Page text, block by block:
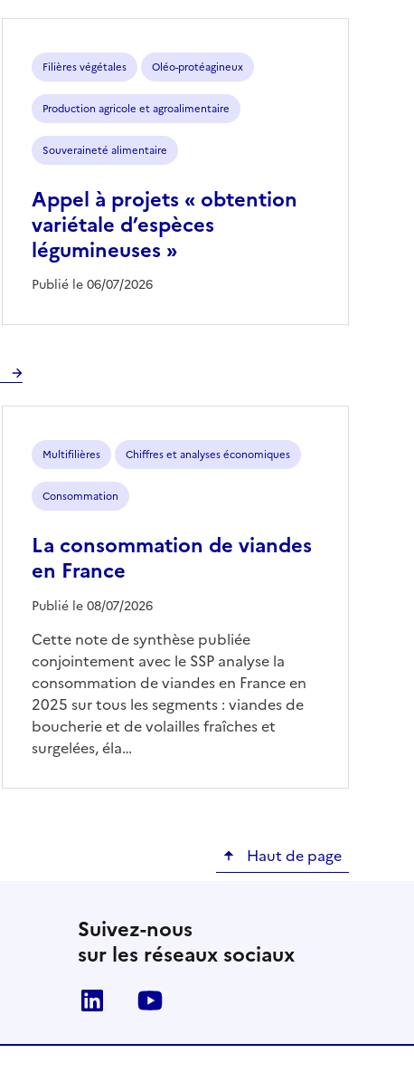
Filières végétales Oléo-protéagineux
Production agricole et agroalimentaire
Souveraineté alimentaire
Appel à projets « obtention
variétale d’espèces
légumineuses »
Publié le 06/07/2026
Multifilières Chiffres et analyses économiques
Consommation
La consommation de viandes
en France
Publié le 08/07/2026
Cette note de synthèse publiée
conjointement avec le SSP analyse la
consommation de viandes en France en
2025 sur tous les segments : viandes de
boucherie et de volailles fraîches et
surgelées, éla…
Haut de page
Suivez-nous
sur les réseaux sociaux
Linkedin